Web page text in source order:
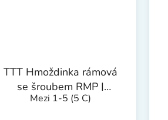
TTT Hmoždinka rámová
se šroubem RMP |
10x100mm 1bal/25ks
Mezi 1-5 (5 C)